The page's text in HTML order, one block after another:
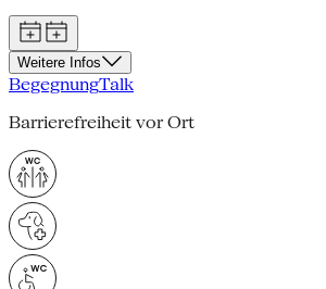
Weitere Infos
BegegnungTalk
Barrierefreiheit vor Ort